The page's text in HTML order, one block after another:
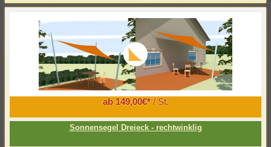
ab 149,00€*/ St.
Sonnensegel Dreieck - rechtwinklig